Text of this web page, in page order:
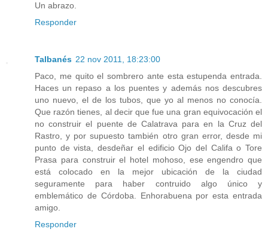
Un abrazo.
Responder
Talbanés 22 nov 2011, 18:23:00
Paco, me quito el sombrero ante esta estupenda entrada.
Haces un repaso a los puentes y además nos descubres
uno nuevo, el de los tubos, que yo al menos no conocía.
Que razón tienes, al decir que fue una gran equivocación el
no construir el puente de Calatrava para en la Cruz del
Rastro, y por supuesto también otro gran error, desde mi
punto de vista, desdeñar el edificio Ojo del Califa o Tore
Prasa para construir el hotel mohoso, ese engendro que
está colocado en la mejor ubicación de la ciudad
seguramente para haber contruido algo único y
emblemático de Córdoba. Enhorabuena por esta entrada
amigo.
Responder